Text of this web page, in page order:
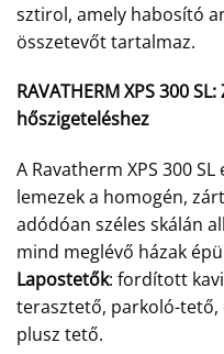
sztirol, amely habosító
összetevőt tartalmaz.
RAVATHERM XPS 300 SL:
hőszigeteléshez
A Ravatherm XPS 300
lemezek a homogén,
adódóan széles skálán
mind meglévő házak
Lapostetők: fordított
terasztető, parkoló-
plusz tető.